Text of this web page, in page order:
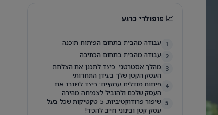
📈 פופולרי כרגע
1 עבודה מהבית בתחום הפיתוח תוכנה
2 עבודה מהבית בתחום הכתיבה
3
מהלך אסטרטגי: כיצד לתכנן את הצלחת
העסק הקטן שלך בעידן התחרותי
4
פיתוח מודלים עסקיים: כיצד לשדרג את
העסק שלכם ולהוביל לצמיחה מהירה
5
שיפור פרודוקטיביות: 5 טקטיקות שכל בעל
עסק קטן ובינוני חייב להכיר!